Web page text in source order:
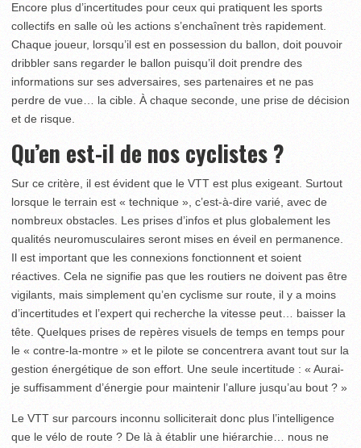
Encore plus d’incertitudes pour ceux qui pratiquent les sports
collectifs en salle où les actions s’enchaînent très rapidement.
Chaque joueur, lorsqu’il est en possession du ballon, doit pouvoir
dribbler sans regarder le ballon puisqu’il doit prendre des
informations sur ses adversaires, ses partenaires et ne pas
perdre de vue… la cible. À chaque seconde, une prise de décision
et de risque.
Qu’en est-il de nos cyclistes ?
Sur ce critère, il est évident que le VTT est plus exigeant. Surtout
lorsque le terrain est « technique », c’est-à-dire varié, avec de
nombreux obstacles. Les prises d’infos et plus globalement les
qualités neuromusculaires seront mises en éveil en permanence.
Il est important que les connexions fonctionnent et soient
réactives. Cela ne signifie pas que les routiers ne doivent pas être
vigilants, mais simplement qu’en cyclisme sur route, il y a moins
d’incertitudes et l’expert qui recherche la vitesse peut… baisser la
tête. Quelques prises de repères visuels de temps en temps pour
le « contre-la-montre » et le pilote se concentrera avant tout sur la
gestion énergétique de son effort. Une seule incertitude : « Aurai-
je suffisamment d’énergie pour maintenir l’allure jusqu’au bout ? »
Le VTT sur parcours inconnu solliciterait donc plus l’intelligence
que le vélo de route ? De là à établir une hiérarchie… nous ne